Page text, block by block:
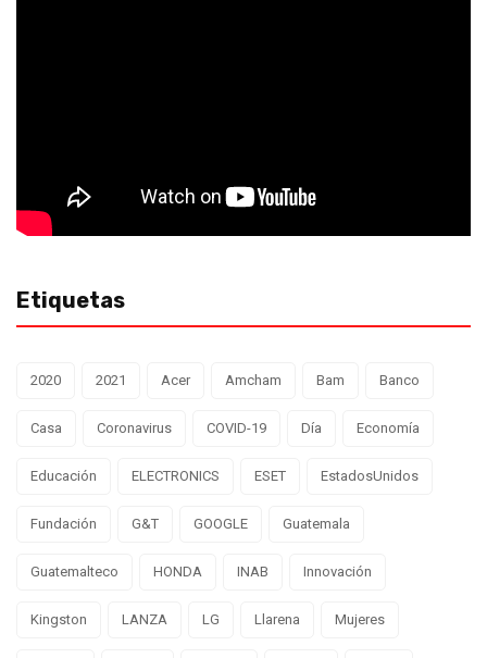
Etiquetas
2020 2021 Acer Amcham Bam Banco
Casa Coronavirus COVID-19 Día Economía
Educación ELECTRONICS ESET EstadosUnidos
Fundación G&T GOOGLE Guatemala
Guatemalteco HONDA INAB Innovación
Kingston LANZA LG Llarena Mujeres